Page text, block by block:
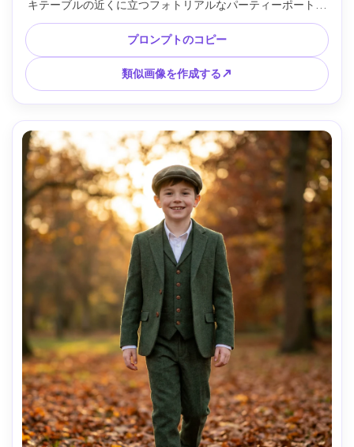
キテーブルの近くに立つフォトリアルなパーティーポートレ
ート、暖かい室内照明、Nikon Z6 IIで撮影、85mm f/1.8、ハ
ーフボディフレーミング、クリーミーなボケ、喜びの表情、
リアルな肌質感、ハイエンドなイベント撮影スタイル --ar
4:5
プロンプトのコピー
類似画像を作成する↗